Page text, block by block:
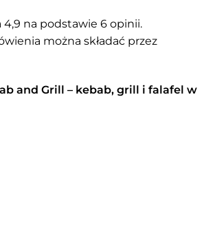
4,9 na podstawie 6 opinii.
można składać przez
and Grill – kebab, grill i falafel w